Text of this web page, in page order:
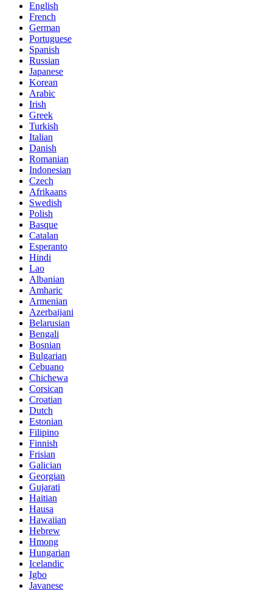
English
French
German
Portuguese
Spanish
Russian
Japanese
Korean
Arabic
Irish
Greek
Turkish
Italian
Danish
Romanian
Indonesian
Czech
Afrikaans
Swedish
Polish
Basque
Catalan
Esperanto
Hindi
Lao
Albanian
Amharic
Armenian
Azerbaijani
Belarusian
Bengali
Bosnian
Bulgarian
Cebuano
Chichewa
Corsican
Croatian
Dutch
Estonian
Filipino
Finnish
Frisian
Galician
Georgian
Gujarati
Haitian
Hausa
Hawaiian
Hebrew
Hmong
Hungarian
Icelandic
Igbo
Javanese